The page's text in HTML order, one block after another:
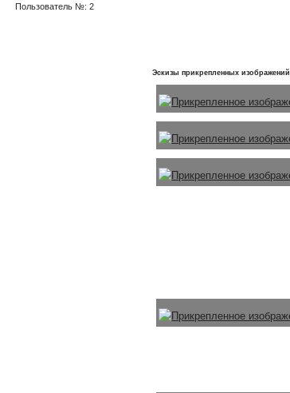
Пользователь №: 2
Эскизы прикрепленных изображений